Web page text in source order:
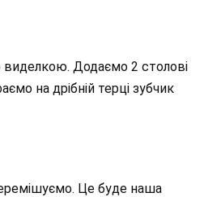
Додаємо 2 столові
на дрібній терці зубчик
Це буде наша